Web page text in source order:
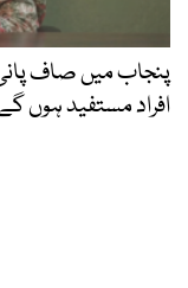
افراد مستفید ہوں